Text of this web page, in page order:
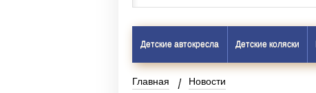
Детские автокресла Детские коляски
Главная Новости